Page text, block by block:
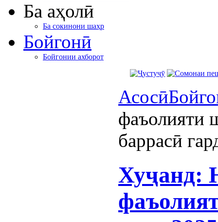
Ба аҳолӣ
Ба сокинони шаҳр
Бойгонӣ
Бойгонии ахборот
Асосӣ
фаъолияти
баррасӣ
Хуҷанд: